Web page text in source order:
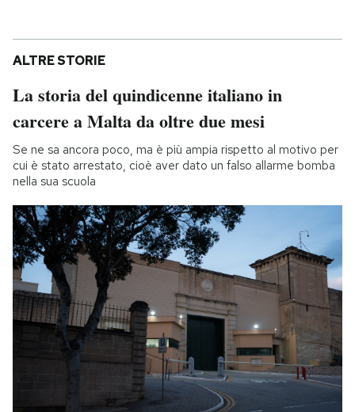
ALTRE STORIE
La storia del quindicenne italiano in
carcere a Malta da oltre due mesi
Se ne sa ancora poco, ma è più ampia rispetto al motivo per
cui è stato arrestato, cioè aver dato un falso allarme bomba
nella sua scuola